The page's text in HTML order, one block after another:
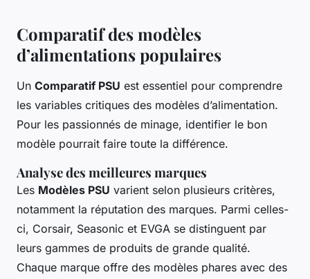
Comparatif des modèles
d’alimentations populaires
Un Comparatif PSU est essentiel pour comprendre
les variables critiques des modèles d’alimentation.
Pour les passionnés de minage, identifier le bon
modèle pourrait faire toute la différence.
Analyse des meilleures marques
Les Modèles PSU varient selon plusieurs critères,
notamment la réputation des marques. Parmi celles-
ci, Corsair, Seasonic et EVGA se distinguent par
leurs gammes de produits de grande qualité.
Chaque marque offre des modèles phares avec des